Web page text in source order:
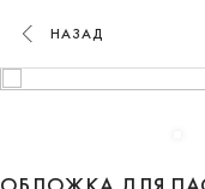
НАЗАД